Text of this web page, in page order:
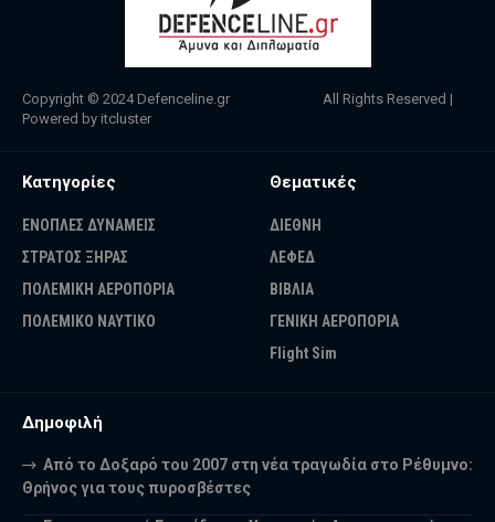
Copyright © 2024 Defenceline.gr All Rights Reserved |
Powered by itcluster
Κατηγορίες
ΕΝΟΠΛΕΣ ΔΥΝΑΜΕΙΣ
ΣΤΡΑΤΟΣ ΞΗΡΑΣ
ΠΟΛΕΜΙΚΗ ΑΕΡΟΠΟΡΙΑ
ΠΟΛΕΜΙΚΟ ΝΑΥΤΙΚΟ
Θεματικές
ΔΙΕΘΝΗ
ΛΕΦΕΔ
ΒΙΒΛΙΑ
ΓΕΝΙΚΗ ΑΕΡΟΠΟΡΙΑ
Flight Sim
Δημοφιλή
Από το Δοξαρό του 2007 στη νέα τραγωδία στο Ρέθυμνο:
Θρήνος για τους πυροσβέστες